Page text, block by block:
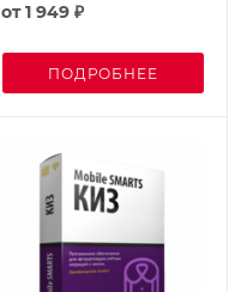
от1 949 ₽
ПОДРОБНЕЕ